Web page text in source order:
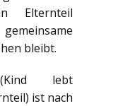
Elternteil
bleibt.
lebt
ist nach